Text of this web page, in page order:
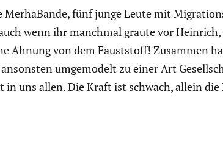
fünf junge Leute mit
wenn ihr manchmal graute vor
Ahnung von dem Faust­stoff! Zusammen
umgemo­delt zu einer Art
uns allen. Die Kraft ist schwach, allein